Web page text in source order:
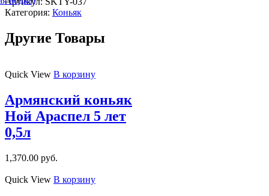
Категория: Коньяк
Другие Товары
Quick View В корзину
Армянский коньяк
Ной Араспел 5 лет
0,5л
1,370.00 руб.
Quick View В корзину